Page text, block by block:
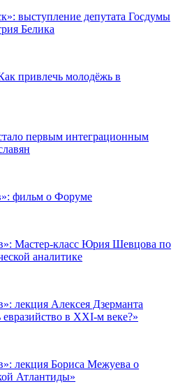
выступление депутата Госдумы
Белика
привлечь молодёжь в
первым интеграционным
фильм о Форуме
Мастер-класс Юрия Шевцова по
аналитике
лекция Алексея Дзерманта
в XXI-м веке?»
лекция Бориса Межуева о
Атлантиды»